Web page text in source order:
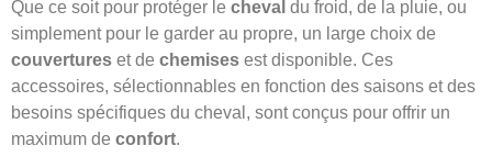
Que ce soit pour protéger le cheval du froid, de la pluie, ou
simplement pour le garder au propre, un large choix de
couvertures et de chemises est disponible. Ces
accessoires, sélectionnables en fonction des saisons et des
besoins spécifiques du cheval, sont conçus pour offrir un
maximum de confort.